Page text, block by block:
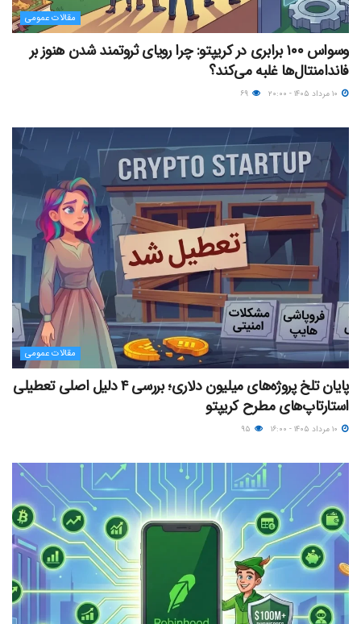
مقالات عمومی
وسواس ۱۰۰ برابری در کریپتو: چرا رویای ثروتمند شدن هنوز بر
فاندامنتال‌ها غلبه می‌کند؟
مقالات عمومی
پایان تلخ پروژه‌های میلیون دلاری؛ بررسی ۴ دلیل اصلی تعطیلی
استارتاپ‌های مطرح کریپتو